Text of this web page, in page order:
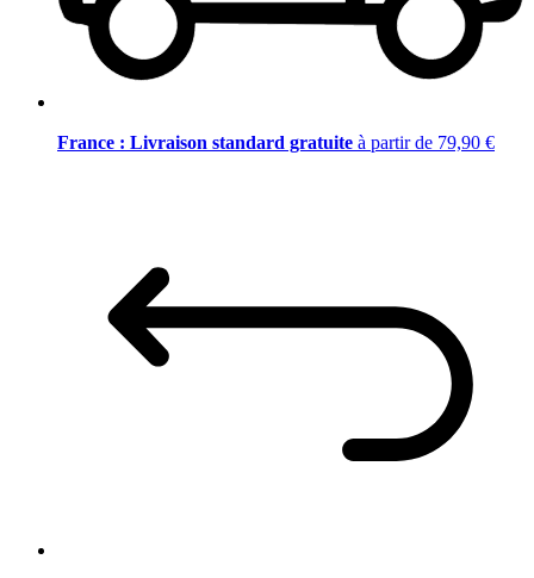
France : Livraison standard gratuite à partir de 79,90 €